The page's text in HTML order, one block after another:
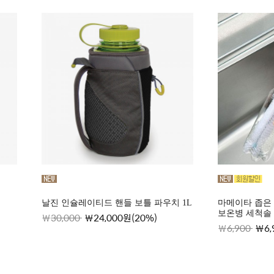
날진 인슐레이티드 핸들 보틀 파우치 1L
30,000 24,000원(20%)
마메이타 좁
보온병 세척솔
6,900